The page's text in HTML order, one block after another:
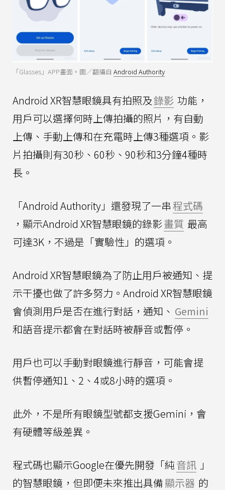
「Glasses」APP畫面。圖／翻攝自 Android Authority
Android XR智慧眼鏡具有拍照及錄影 功能，
用戶可以選擇何時上傳拍攝的照片，有自動
上傳、手動上傳和在充電時上傳3種選項。影
片拍攝則有30秒、60秒、90秒和3分鐘4種時
長。
「Android Authority」還發現了一串程式碼
，顯示Android XR智慧眼鏡的錄影畫質 最高
可達3K，不過是「實驗性」的選項。
Android XR智慧眼鏡為了防止用戶被通知、提
示干擾也做了許多努力。Android XR智慧眼鏡
會偵測用戶是否在進行對話，通知、 Gemini
和語音提示都會在對話時被靜音或暫停。
用戶也可以手動對眼鏡進行靜音，可能會提
供暫停通知1、2、4或8小時的選項。
此外，不是所有眼鏡型號都支援Gemini，會
有硬體等級差異。
程式碼也顯示Google在優先開發「純音訊 」
的智慧眼鏡，但即便未來推出具備顯示器 的